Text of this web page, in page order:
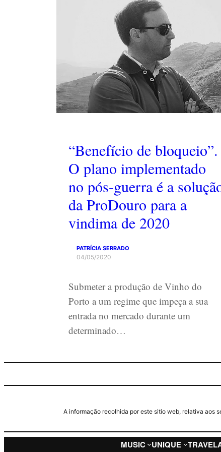
“Benefício de bloqueio”.
O plano implementado
no pós-guerra é a
da ProDouro para a
vindima de 2020
PATRÍCIA SERRADO
04/05/2020
Submeter a produção de Vinho do
Porto a um regime que impeça a sua
entrada no mercado durante um
determinado…
A informação recolhida por este sitio web, relativa aos
MUSIC UNIQUE TRAVEL